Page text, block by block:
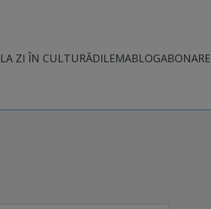
LA ZI ÎN CULTURĂDILEMABLOGABONARE